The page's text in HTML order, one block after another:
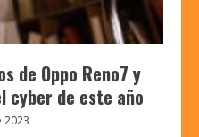
de Oppo Reno7 y
cyber de este año
2023